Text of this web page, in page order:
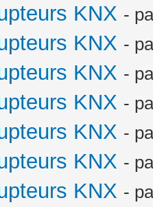
KNX -
KNX -
KNX -
KNX -
KNX -
KNX -
KNX -